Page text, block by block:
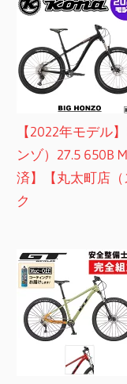
【2022年モデル
ンゾ）27.5 650B
済】【丸太町店
ク